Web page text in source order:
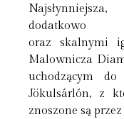
dodatkowo
oraz skalnymi
Malownicza
uchodzącym
Jökulsárlón, z
znoszone są